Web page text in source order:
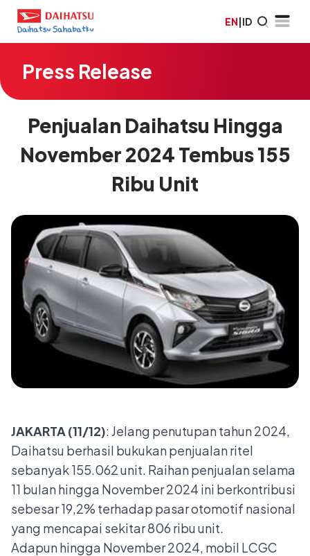
EN|ID
Press Release
Penjualan Daihatsu Hingga
November 2024 Tembus 155
Ribu Unit
JAKARTA (11/12): Jelang penutupan tahun 2024,
Daihatsu berhasil bukukan penjualan ritel
sebanyak 155.062 unit. Raihan penjualan selama
11 bulan hingga November 2024 ini berkontribusi
sebesar 19,2% terhadap pasar otomotif nasional
yang mencapai sekitar 806 ribu unit.
Adapun hingga November 2024, mobil LCGC